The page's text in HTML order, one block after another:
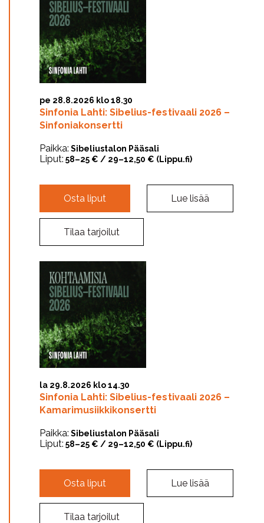
pe 28.8.2026 klo 18.30
Sinfonia Lahti: Sibelius-festivaali 2026 –
Sinfoniakonsertti
Paikka: Sibeliustalon Pääsali
Liput: 58–25 € / 29–12,50 € (Lippu.fi)
Osta liput Lue lisää
Tilaa tarjoilut
la 29.8.2026 klo 14.30
Sinfonia Lahti: Sibelius-festivaali 2026 –
Kamarimusiikkikonsertti
Paikka: Sibeliustalon Pääsali
Liput: 58–25 € / 29–12,50 € (Lippu.fi)
Osta liput Lue lisää
Tilaa tarjoilut